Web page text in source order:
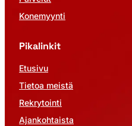
Konemyynti
Pikalinkit
Etusivu
Tietoa meistä
Rekrytointi
Ajankohtaista